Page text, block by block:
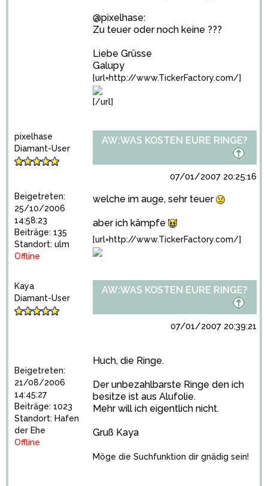
@pixelhase:
Zu teuer oder noch keine ???
Liebe Grüsse
Galupy
[url=http://www.TickerFactory.com/]
[/url]
pixelhase
Diamant-User
Beigetreten:
25/10/2006
14:58:23
Beiträge: 135
Standort: ulm
Offline
AW:WAS KOSTEN EURE RINGE?
07/01/2007 20:25:16
welche im auge, sehr teuer
aber ich kämpfe
[url=http://www.TickerFactory.com/]
Kaya
Diamant-User
Beigetreten:
21/08/2006
14:45:27
Beiträge: 1023
Standort: Hafen
der Ehe
Offline
AW:WAS KOSTEN EURE RINGE?
07/01/2007 20:39:21
Huch, die Ringe.
Der unbezahlbarste Ringe den ich
besitze ist aus Alufolie.
Mehr will ich eigentlich nicht.
Gruß Kaya
Möge die Suchfunktion dir gnädig sein!